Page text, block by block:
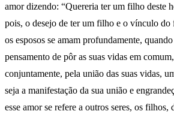
amor dizendo: “Quereria ter um filho deste
pois, o desejo de ter um filho e o vínculo do
os esposos se amam profundamente,
pensamento de pôr as suas vidas em
conjuntamente, pela união das suas vidas,
seja a manifestação da sua união e
esse amor se refere a outros seres, os filhos,